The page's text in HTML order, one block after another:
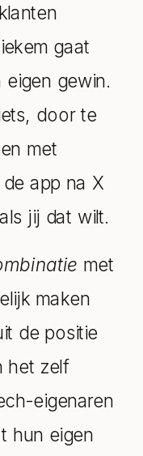
gaat
gewin.
door te
met
app na X
jij dat wilt.
met
maken
de positie
het zelf
eigenaren
hun eigen